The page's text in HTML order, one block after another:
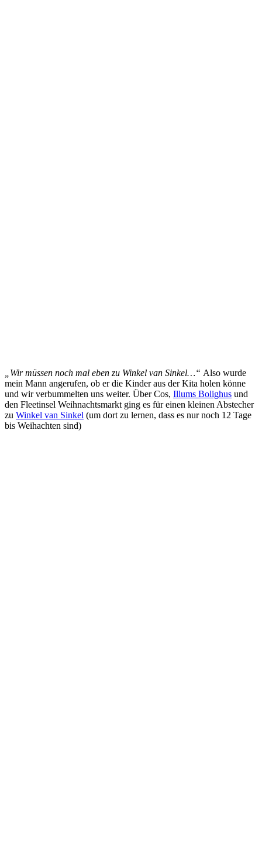
„Wir müssen noch mal eben zu Winkel van Sinkel…“ Also wurde
mein Mann angerufen, ob er die Kinder aus der Kita holen könne
und wir verbummelten uns weiter. Über Cos, Illums Bolighus und
den Fleetinsel Weihnachtsmarkt ging es für einen kleinen Abstecher
zu Winkel van Sinkel (um dort zu lernen, dass es nur noch 12 Tage
bis Weihachten sind)